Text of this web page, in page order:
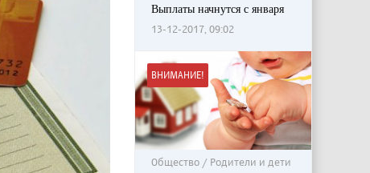
Выплаты начнутся с января
13-12-2017, 09:02
ВНИМАНИЕ!
Общество / Родители и дети